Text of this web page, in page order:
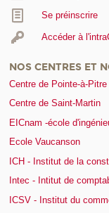
Se préinscrire
Accéder à
NOS CENTRES ET
Centre de Pointe-à-Pitre
Centre de Saint-Martin
EICnam -école
Ecole Vaucanson
ICH - Institut de la
Intec - Intitut de
ICSV - Institut du